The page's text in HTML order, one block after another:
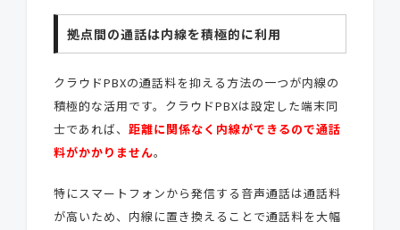
拠点間の通話は内線を積極的に利用
クラウドPBXの通話料を抑える方法の一つが内線の
積極的な活用です。クラウドPBXは設定した端末同
士であれば、 距離に関係なく内線ができるので通話
料がかかりません。
特にスマートフォンから発信する音声通話は通話料
が高いため、内線に置き換えることで通話料を大幅